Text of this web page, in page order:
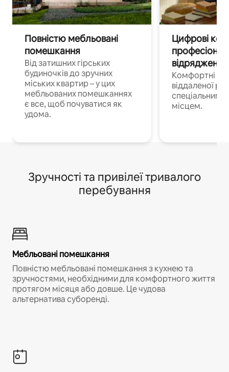
Повністю мебльовані
помешкання
Від затишних гірських
будиночків до зручних
міських квартир – у цих
мебльованих помешканнях
є все, щоб почуватися як
удома.
Цифрові
Комфортні
віддаленої
спеціальним
місцем.
Зручності та привілеї тривалого
перебування
Мебльовані помешкання
Повністю мебльовані помешкання з кухнею та
зручностями, необхідними для комфортного життя
протягом місяця або довше. Це чудова
альтернатива суборенді.